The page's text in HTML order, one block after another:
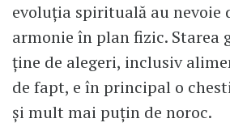
evoluția spirituală au nevoie
armonie în plan fizic. Starea
ține de alegeri, inclusiv
de fapt, e în principal o
și mult mai puțin de noroc.